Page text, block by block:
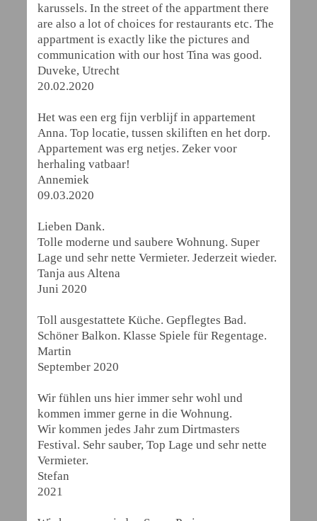
karussels. In the street of the appartment there
are also a lot of choices for restaurants etc. The
appartment is exactly like the pictures and
communication with our host Tina was good.
Duveke, Utrecht
20.02.2020
Het was een erg fijn verblijf in appartement
Anna. Top locatie, tussen skiliften en het dorp.
Appartement was erg netjes. Zeker voor
herhaling vatbaar!
Annemiek
09.03.2020
Lieben Dank.
Tolle moderne und saubere Wohnung. Super
Lage und sehr nette Vermieter. Jederzeit wieder.
Tanja aus Altena
Juni 2020
Toll ausgestattete Küche. Gepflegtes Bad.
Schöner Balkon. Klasse Spiele für Regentage.
Martin
September 2020
Wir fühlen uns hier immer sehr wohl und
kommen immer gerne in die Wohnung.
Wir kommen jedes Jahr zum Dirtmasters
Festival. Sehr sauber, Top Lage und sehr nette
Vermieter.
Stefan
2021